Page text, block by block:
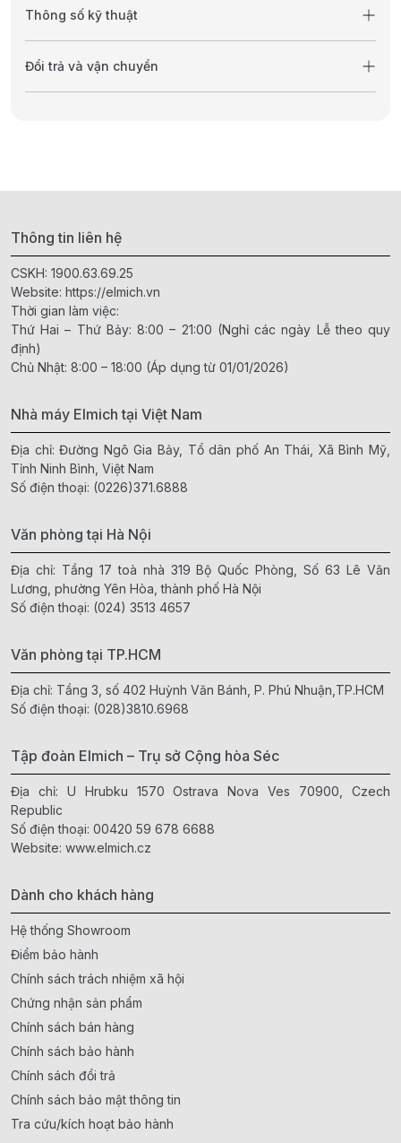
Thông số kỹ thuật
Đổi trả và vận chuyển
Thông tin liên hệ
CSKH: 1900.63.69.25
Website: https://elmich.vn
Thời gian làm việc:
Thứ Hai – Thứ Bảy: 8:00 – 21:00 (Nghỉ các ngày Lễ theo quy
định)
Chủ Nhật: 8:00 – 18:00 (Áp dụng từ 01/01/2026)
Nhà máy Elmich tại Việt Nam
Địa chỉ: Đường Ngô Gia Bảy, Tổ dân phố An Thái, Xã Bình Mỹ,
Tỉnh Ninh Bình, Việt Nam
Số điện thoại: (0226)371.6888
Văn phòng tại Hà Nội
Địa chỉ: Tầng 17 toà nhà 319 Bộ Quốc Phòng, Số 63 Lê Văn
Lương, phường Yên Hòa, thành phố Hà Nội
Số điện thoại: (024) 3513 4657
Văn phòng tại TP.HCM
Địa chỉ: Tầng 3, số 402 Huỳnh Văn Bánh, P. Phú Nhuận,TP.HCM
Số điện thoại: (028)3810.6968
Tập đoàn Elmich – Trụ sở Cộng hòa Séc
Địa chỉ: U Hrubku 1570 Ostrava Nova Ves 70900, Czech
Republic
Số điện thoại: 00420 59 678 6688
Website: www.elmich.cz
Dành cho khách hàng
Hệ thống Showroom
Điểm bảo hành
Chính sách trách nhiệm xã hội
Chứng nhận sản phẩm
Chính sách bán hàng
Chính sách bảo hành
Chính sách đổi trả
Chính sách bảo mật thông tin
Tra cứu/kích hoạt bảo hành